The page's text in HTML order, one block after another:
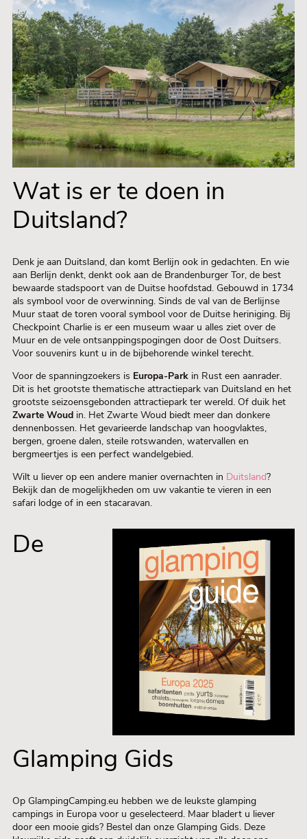
Wat is er te doen in
Duitsland?
Denk je aan Duitsland, dan komt Berlijn ook in gedachten. En wie
aan Berlijn denkt, denkt ook aan de Brandenburger Tor, de best
bewaarde stadspoort van de Duitse hoofdstad. Gebouwd in 1734
als symbool voor de overwinning. Sinds de val van de Berlijnse
Muur staat de toren vooral symbool voor de Duitse heriniging. Bij
Checkpoint Charlie is er een museum waar u alles ziet over de
Muur en de vele ontsanppingspogingen door de Oost Duitsers.
Voor souvenirs kunt u in de bijbehorende winkel terecht.
Voor de spanningzoekers is Europa-Park in Rust een aanrader.
Dit is het grootste thematische attractiepark van Duitsland en het
grootste seizoensgebonden attractiepark ter wereld. Of duik het
Zwarte Woud in. Het Zwarte Woud biedt meer dan donkere
dennenbossen. Het gevarieerde landschap van hoogvlaktes,
bergen, groene dalen, steile rotswanden, watervallen en
bergmeertjes is een perfect wandelgebied.
Wilt u liever op een andere manier overnachten in Duitsland?
Bekijk dan de mogelijkheden om uw vakantie te vieren in een
safari lodge of in een stacaravan.
De
Glamping Gids
Op GlampingCamping.eu hebben we de leukste glamping
campings in Europa voor u geselecteerd. Maar bladert u liever
door een mooie gids? Bestel dan onze Glamping Gids. Deze